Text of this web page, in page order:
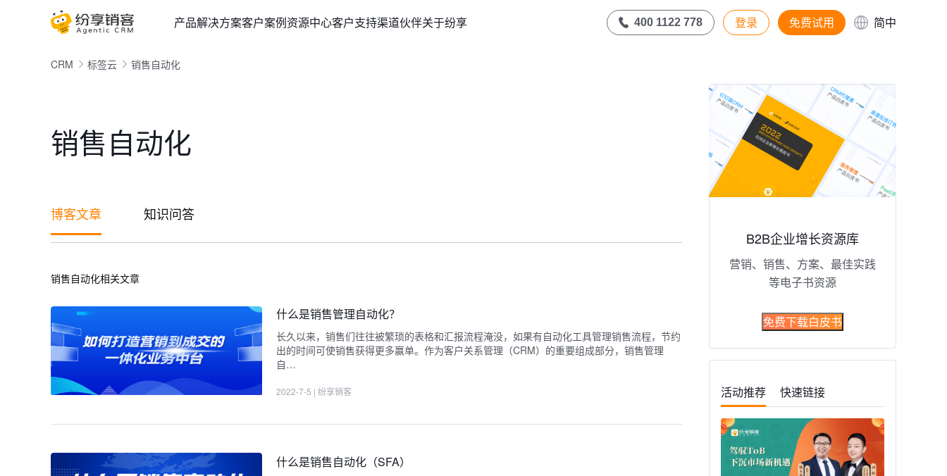
产品解决方案客户案例资源中心客户支持渠道伙伴关于纷享 400 1122 778 登录 免费试用 简中
CRM 标签云 销售自动化
销售自动化
博客文章 知识问答
销售自动化相关文章
什么是销售管理自动化？
长久以来，销售们往往被繁琐的表格和汇报流程淹没，如果有自动化工具管理销售流程，节约
出的时间可使销售获得更多赢单。作为客户关系管理（CRM）的重要组成部分，销售管理
自…
2022-7-5 | 纷享销客
什么是销售自动化（SFA）
B2B企业增长资源库
营销、销售、方案、最佳实践
等电子书资源
免费下载白皮书
活动推荐 快速链接